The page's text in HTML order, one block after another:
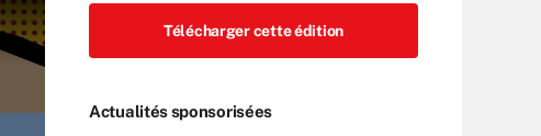
Télécharger cette édition
Actualités sponsorisées